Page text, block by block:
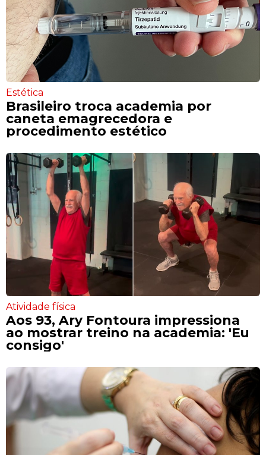
Estética
Brasileiro troca academia por
caneta emagrecedora e
procedimento estético
Atividade física
Aos 93, Ary Fontoura impressiona
ao mostrar treino na academia: 'Eu
consigo'